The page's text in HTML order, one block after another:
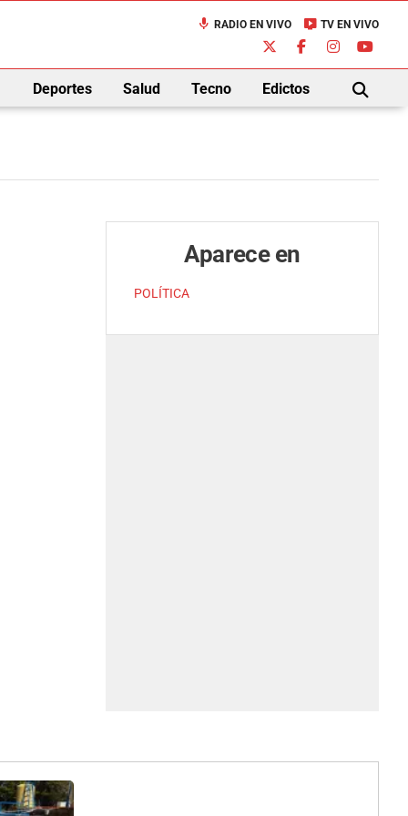
mic RADIO EN VIVO live_tv TV EN VIVO
Deportes Salud Tecno Edictos
BUSCAR
Aparece en
POLÍTICA